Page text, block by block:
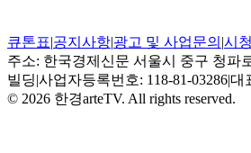
큐톤표|공지사항|광고 및 사업문의 |시
주소: 한국경제신문 서울시 중구 청파
빌딩|사업자등록번호: 118-81-03286|대
© 2026 한경arteTV. All rights reserved.